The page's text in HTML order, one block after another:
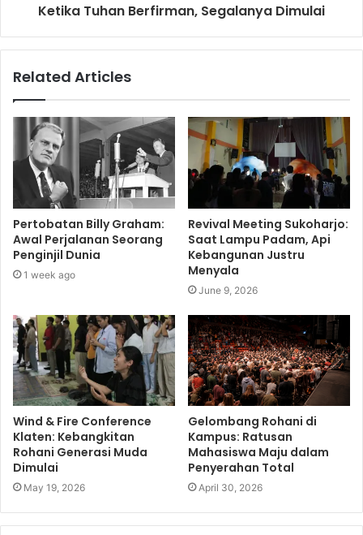
Ketika Tuhan Berfirman, Segalanya Dimulai
Related Articles
Pertobatan Billy Graham:
Awal Perjalanan Seorang
Penginjil Dunia
1 week ago
Revival Meeting Sukoharjo:
Saat Lampu Padam, Api
Kebangunan Justru
Menyala
June 9, 2026
Wind & Fire Conference
Klaten: Kebangkitan
Rohani Generasi Muda
Dimulai
May 19, 2026
Gelombang Rohani di
Kampus: Ratusan
Mahasiswa Maju dalam
Penyerahan Total
April 30, 2026